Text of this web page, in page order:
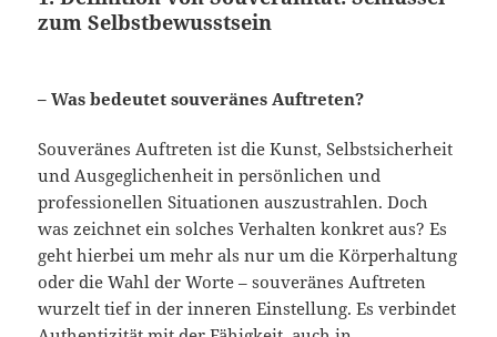
zum Selbstbewusstsein
– Was bedeutet souveränes Auftreten?
Souveränes Auftreten ist die Kunst, Selbstsicherheit
und Ausgeglichenheit in persönlichen und
professionellen Situationen auszustrahlen. Doch
was zeichnet ein solches Verhalten konkret aus? Es
geht hierbei um mehr als nur um die Körperhaltung
oder die Wahl der Worte – souveränes Auftreten
wurzelt tief in der inneren Einstellung. Es verbindet